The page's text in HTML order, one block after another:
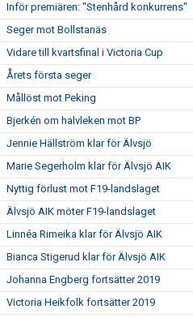
Inför premiären: "Stenhård konkurrens"
Seger mot Bollstanäs
Vidare till kvartsfinal i Victoria Cup
Årets första seger
Mållöst mot Peking
Bjerkén om halvleken mot BP
Jennie Hällström klar för Älvsjö
Marie Segerholm klar för Älvsjö AIK
Nyttig förlust mot F19-landslaget
Älvsjö AIK möter F19-landslaget
Linnéa Rimeika klar för Älvsjö AIK
Bianca Stigerud klar för Älvsjö AIK
Johanna Engberg fortsätter 2019
Victoria Heikfolk fortsätter 2019